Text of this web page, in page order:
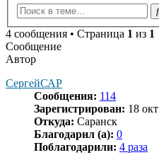
4 сообщения • Страница 1 из 1
Сообщение
Автор
СергейСАР
Сообщения: 114
Зарегистрирован: 18
Откуда: Саранск
Благодарил (а): 0
Поблагодарили: 4 раза